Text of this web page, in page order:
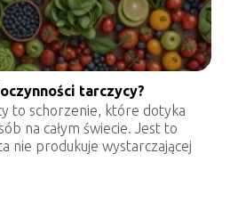
tarczycy?
to schorzenie, które dotyka
na całym świecie. Jest to
nie produkuje wystarczającej